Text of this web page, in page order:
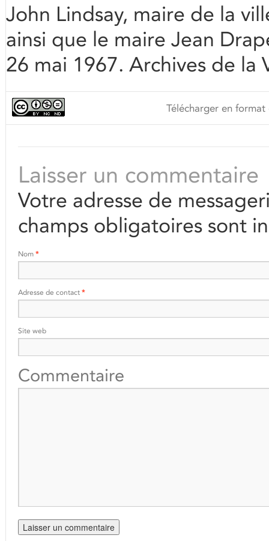
John Lindsay, maire de la
ainsi que le maire Jean
26 mai 1967. Archives de
Télécharger en
Laisser un commentaire
Votre adresse de
champs obligatoires sont
Nom *
Adresse de contact *
Site web
Commentaire